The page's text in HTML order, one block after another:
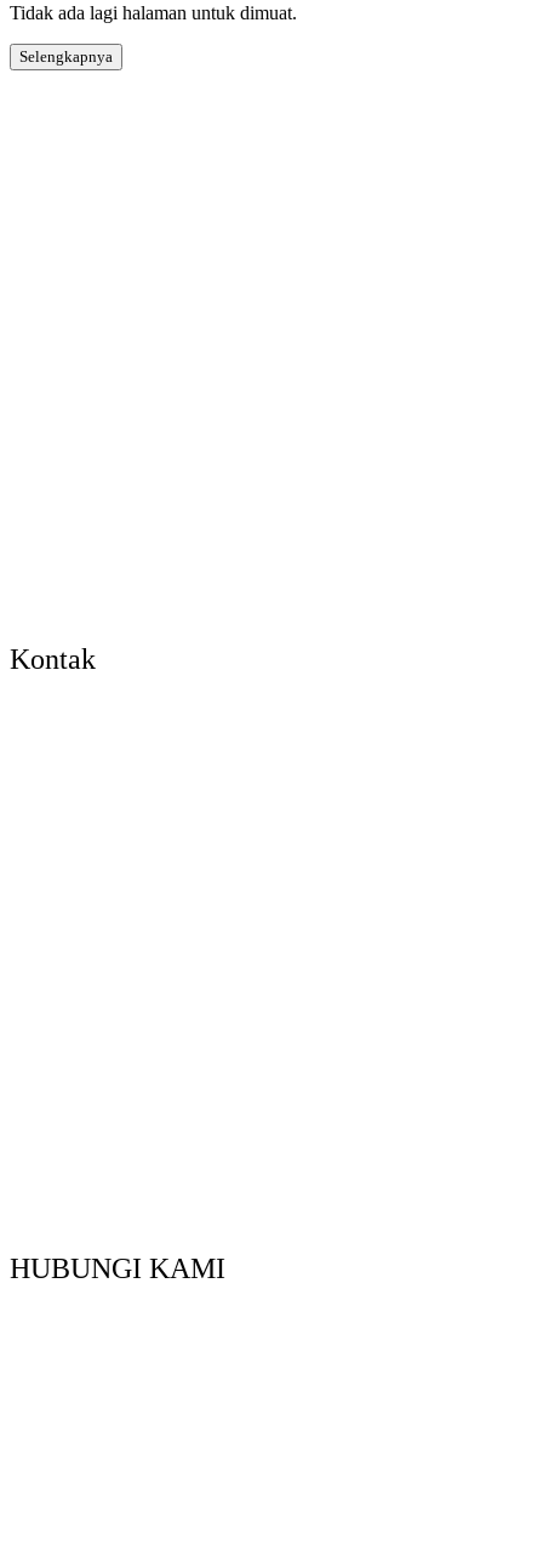
Tidak ada lagi halaman untuk dimuat.
Selengkapnya
Kontak
HUBUNGI KAMI